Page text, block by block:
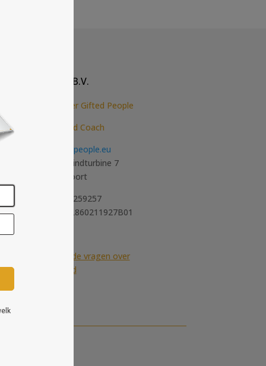
Gifted People B.V.
Ontdek meer over Gifted People
Hoogbegaafdheid Coach
info@giftedpeople.eu
Postadres: De Windturbine 7
3815 KP Amersfoort
KVK-nummer: 75259257
Btw-nummer: NL860211927B01
Contact
FAQ: Veel gestelde vragen over
hoogbegaafdheid